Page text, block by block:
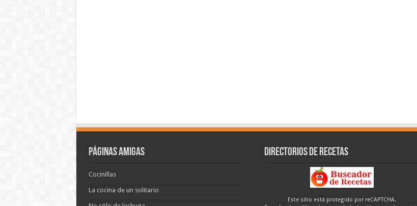
Páginas amigas
Cocinillas
La cocina de un solitario
Directorios de recetas
Este sitio está protegido por reCAPTCHA.